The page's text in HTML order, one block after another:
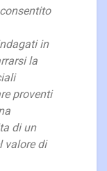
in
la
proventi
di un
valore di